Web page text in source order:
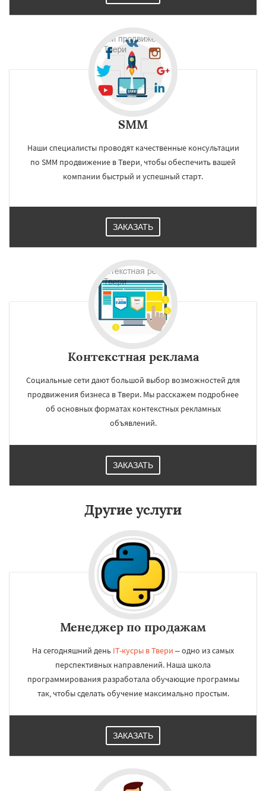
Работаем по
Брянск
Нижний Тагил
Симферополь Калуга Якутск Грозный
Волжский
Саранск
Череповец
Подольск
Вологда
Орёл Владикавказ Тамбов Мурманск
Петрозаводск Нижневартовск
Новороссийск
Сыктывкар Комсомольск-на-Амуре
Шахты
SMM
Наши специалисты проводят качественные консультации
по SMM продвижение в Твери, чтобы обеспечить вашей
компании быстрый и успешный старт.
ЗАКАЗАТЬ
Контекстная реклама
Социальные сети дают большой выбор возможностей для
продвижения бизнеса в Твери. Мы расскажем подробнее
об основных форматах контекстных рекламных
объявлений.
ЗАКАЗАТЬ
Другие услуги
Менеджер по продажам
На сегодняшний день IT-кусры в Твери – одно из самых
перспективных направлений. Наша школа
программирования разработала обучающие программы
так, чтобы сделать обучение максимально простым.
ЗАКАЗАТЬ
Даю согласие на обработку персональных данных